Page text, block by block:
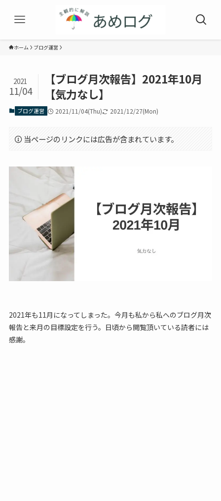
ホーム ブログ運営
【ブログ月次報告】2021年10月
【気力なし】
2021
11/04
ブログ運営 2021/11/04(Thu) 2021/12/27(Mon)
当ページのリンクには広告が含まれています。
2021年も11月になってしまった。今月も私から私へのブログ月次
報告と来月の目標設定を行う。日頃から閲覧頂いている読者には
感謝。